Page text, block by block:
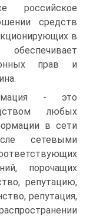
российское
средств
в
прав и
- это
любых
в сети
сетевыми
порочащих
репутацию,
репутация,